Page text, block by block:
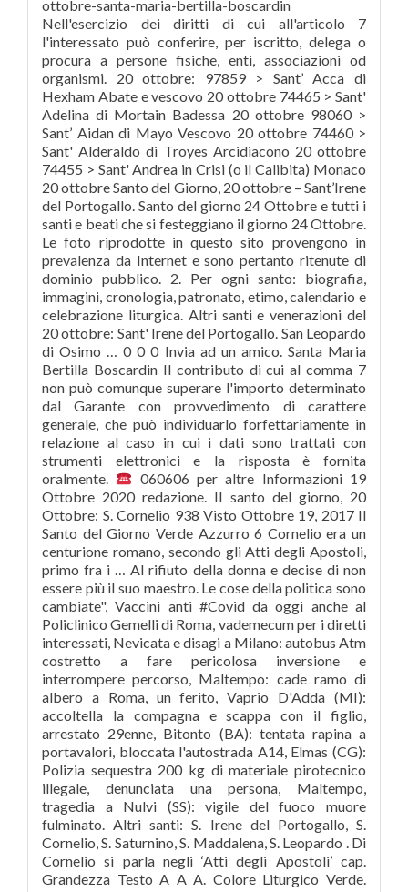
ottobre-santa-maria-bertilla-boscardin
Nell'esercizio dei diritti di cui all'articolo 7
l'interessato può conferire, per iscritto, delega o
procura a persone fisiche, enti, associazioni od
organismi. 20 ottobre: 97859 > Sant’ Acca di
Hexham Abate e vescovo 20 ottobre 74465 > Sant'
Adelina di Mortain Badessa 20 ottobre 98060 >
Sant’ Aidan di Mayo Vescovo 20 ottobre 74460 >
Sant' Alderaldo di Troyes Arcidiacono 20 ottobre
74455 > Sant' Andrea in Crisi (o il Calibita) Monaco
20 ottobre Santo del Giorno, 20 ottobre – Sant’Irene
del Portogallo. Santo del giorno 24 Ottobre e tutti i
santi e beati che si festeggiano il giorno 24 Ottobre.
Le foto riprodotte in questo sito provengono in
prevalenza da Internet e sono pertanto ritenute di
dominio pubblico. 2. Per ogni santo: biografia,
immagini, cronologia, patronato, etimo, calendario e
celebrazione liturgica. Altri santi e venerazioni del
20 ottobre: Sant' Irene del Portogallo. San Leopardo
di Osimo … 0 0 0 Invia ad un amico. Santa Maria
Bertilla Boscardin Il contributo di cui al comma 7
non può comunque superare l'importo determinato
dal Garante con provvedimento di carattere
generale, che può individuarlo forfettariamente in
relazione al caso in cui i dati sono trattati con
strumenti elettronici e la risposta è fornita
oralmente.
060606 per altre Informazioni 19 Ottobre 2020 redazione. Il santo del giorno, 20 Ottobre: S. Cornelio 938 Visto Ottobre 19, 2017 Il Santo del Giorno Verde Azzurro 6 Cornelio era un centurione romano, secondo gli Atti degli Apostoli, primo fra i … Al rifiuto della donna e decise di non essere più il suo maestro. Le cose della politica sono cambiate", Vaccini anti #Covid da oggi anche al Policlinico Gemelli di Roma, vademecum per i diretti interessati, Nevicata e disagi a Milano: autobus Atm costretto a fare pericolosa inversione e interrompere percorso, Maltempo: cade ramo di albero a Roma, un ferito, Vaprio D'Adda (MI): accoltella la compagna e scappa con il figlio, arrestato 29enne, Bitonto (BA): tentata rapina a portavalori, bloccata l'autostrada A14, Elmas (CG): Polizia sequestra 200 kg di materiale pirotecnico illegale, denunciata una persona, Maltempo, tragedia a Nulvi (SS): vigile del fuoco muore fulminato. Altri santi: S. Irene del Portogallo, S. Cornelio, S. Saturnino, S. Maddalena, S. Leopardo . Di Cornelio si parla negli ‘Atti degli Apostoli’ cap. Grandezza Testo A A A. Colore Liturgico Verde. domenica 20 Ottobre 2019 Messa del Giorno XXIX DOMENICA DEL TEMPO ORDINARIO – ANNO C . ENCICLOPEDIA DEI SANTI - Il piu' completo ed aggiornato elenco dei Santi, Beati e testimoni della fede. 4. 0. I monaci le diedero una degna sepoltura, e diffusero il suo culto . 11. In quel tempo, Gesù diceva ai suoi discepoli una parabola sulla necessità di pregare sempre, senza stancarsi mai: «In una città viveva un giudice, che non temeva Dio né aveva riguardo per alcuno. 20 ottobre santo del giorno Scritto da il 27 Settembre 2020 Mendelssohn: Symphony nº 3 “Scottish” – R. Gamba – Sinfónica de Galicia,LA DONNA NEGLI SCRITTI DEL NUOVO TESTAMENTO,L’AMORE COME “FORMA” DELL’ANTICO TESTAMENTO,Schostakowitsch: 5. Questo sito contribuisce alla audience di, IL SANTO DEL GIORNO: OGGI 20 OTTOBRE 2020, Sant'IRENE, (Prima Pagina News) | Martedì 20 Ottobre 2020, (Prima Pagina News) | Lunedì 28 Dicembre 2020, di Giorgio Riondino | Lunedì 28 Dicembre 2020, Pompei: Eccezionale scoperta Termopolio Regio V, primapaginanews.it © 1996-2020 Prima Pagina News, #Roma - Via di Porta Maggiore - #Incidente presso Via Achille Grandi, RT @Danilo_Sant65: Ammazza che #opposizioni . Nel frattempo, il suo tutore, un monaco di nome Remigio (o Remígio) si affezionò alla ragazza a tal punto da nutrire un sentimento di amore. 6. Santa Maria Bertilla Boscardin Nata a Gioia di Brendola, in provincia di Vicenza, il 6 ottobre 1888 in una famiglia contadina, aiutata del parroco fece il suo ingresso nel 1905 presso le suore Maestre di Santa Dorotea Figlie dei Santissimi Cuori a Vicenza. La leggenda narra che Irene nacque a Nabância, oggi Tomar in Portogallo, da una famiglia modesta. Santo del giorno 24 Ottobre e tutti i santi e beati che si festeggiano il giorno 24 Ottobre. La Chiesa cattolica festeggia. 9. Il Santo del giorno 20 Ottobre. La sua è stata una vita singolare. Sono autorizzate riproduzioni parziali del contenuto del sito purché sia citata la fonte e la riproduzione non avvenga a scopo di lucro. Sei sicuro di voler sbloccare questo articolo? 3. Leggi e ascolta su Vatican News le letture e il Vangelo di oggi, 20 ottobre 2020, con il commento di Papa Francesco. I dati personali trattati in violazione della disciplina rilevante in materia di trattamento dei dati personali non possono essere utilizzati. Tutti i diritti riservati. Ma ora…, Recovery plan, Gentiloni: “Per l’attuazione servono procedure straordinarie. Santi tradizionali. Pastore, Re, Santo, Profeta e Poeta: questi sono i titoli di David. Home — Santo del Giorno. I diritti di cui all'articolo 7 sono esercitati con richiesta rivolta senza formalità al titolare o al responsabile, anche per il tramite di un incaricato, alla quale è fornito idoneo riscontro senza ritardo. 0. Il Garante può individuare altro idoneo sistema in riferimento a nuove soluzioni tecnologiche. L'interessato può, altresì, farsi assistere da una persona di fiducia. Il 20 ottobre si commemora santa Irene del Portogallo. Tutti i Patroni e i Santi hanno motore di ricerca incrociato. Prima i fedelissimi renziani, poi i suoi v…, Una decisione che procede su un terreno scivoloso [di Giampiero Calapà e Natascia Ronchetti], Vaccino anti Covid, Aifa dà via libera a ottenere sei (e non cinque) dosi da ogni fiala Pfizer: così l’Italia ne av…, Covid, problema tecnico al laboratorio dell’ospedale di Aosta: decine di “falsi positivi”, Anno famiglia, Gandolfini (Family Day): nostro movimento pronto a dare suo contributo, Rai, Franceschini: scommettere su programmi di qualità che rafforzano servizio pubblico, #Covid-19: isolata variante di origine italiana, Becchetti (Lega): "Roma ladrona? Riduci carattere Ingrandisci carattere Stampa la pagina. 08.10.2018 20 Ottobre 2019 20 Ottobre 2019 Marco. 19 Ottobre: Cleopatra, Laura, Loretta: 20 Ottobre: Aurora: 21 Ottobre: Bertoldo, Dasio, Zaira, Artemisio, Ursula, Celina, Clementina: 22 Ottobre: Apollo: 23 Ottobre: Manlio: 24 Ottobre: Raffaele: 25 Ottobre: Gavino, Tabita, Daria: 26 Ottobre: Evaristo: 27 Ottobre: Fiorenzo: 28 Ottobre: Cirilla, Simone, Taddeo, Simeone, Simona, Giuda: 29 Ottobre: Cordelia, Ermelinda, Narciso, Eusebia Oggi sant'Irene del Portogallo. La notizia circolò prestò in tutta la città, e alla fine anche Britald apprese della presunta infedeltà della sua amata. Il Santo del giorno 20 Ottobre è Santa Maria Bertilla Boscardin, suora vissuta tra ‘800 e ‘900. Spiacenti non abbiamo al momento altre informazioni . Se l'interessato è una persona giuridica, un ente o un'associazione, la richiesta è avanzata dalla persona fisica legittimata in base ai rispettivi statuti od ordinamenti. 7. Preghiera del giorno. agiografia completa >>. Condividi. 4. Il 20 ottobre si celebra Santa e vergine Maria Bertilla Boscardin. Sant' Adelina di Mortain - Badessa. Il Santo venerato oggi è Santa Maria Bertilla Boscardin - Vergine Suor Maria Bertilla (1888-1922) ha stupito tutti, dalla sua famiglia alle consorelle, dai medici … A Roma e M…, C'È CHI SALTA LA FILA Entrò nel seminario di Lérida nel 1828 e poi nel convento dei carmelitani scalzi di Barcellona... Aggiungi il santo del giorno sul tuo sito. 20 ottobre santo del giorno Scritto da il 27 Settembre 2020 Mendelssohn: Symphony nº 3 “Scottish” – R. Gamba – Sinfónica de Galicia,LA DONNA NEGLI SCRITTI DEL NUOVO TESTAMENTO,L’AMORE COME “FORMA” DELL’ANTICO TESTAMENTO,Schostakowitsch: 5. Il caso volle che un giovane nobile di nome Britald la vide in una delle sue rare uscite e si innamorò perdutamente di lei. Il Santo di ieri | Il Santo di domani. Uomo pio e timorato di Dio. Per garantire l'effettivo esercizio dei diritti di cui all'articolo 7 il titolare del trattamento è tenuto ad adottare idonee misure volte, in particolare: a) ad agevolare l'accesso ai dati personali da parte dell'interessato, anche attraverso l'impiego di appositi programmi per elaboratore finalizzati ad un'accurata selezione dei dati che riguardano singoli interessati identificati o identificabili; b) a semplificare le modalità e a ridurre i tempi per il riscontro al richiedente, anche nell'ambito di uffici o servizi preposti alle relazioni con il pubblico. 20 ottobre santo del giorno. Santo del giorno 20 Ottobre 2020: San Cornelio - sito ufficiale CEI - Chiesacattolica.it. Il Santo di ieri | Il Santo di domani. Santa Irene è il Santo del giorno il 20 ottobre di ogni anno: origini del santo, significato nome Irene, frasi, immagini e video di auguri buon onomastico Il Santo del giorno 20 ottobre è Santa Maria Bertilla Boscardin, quale onomastico si festeggia e altri santi che si celebrano in questa data. Preghiera del giorno. 20 ottobre santo del giorno | 30 Settembre 2020 (Suzuki Violin 4),Meditazione Calendario “Parole di Vita” del 16 Agosto 2020,DON OTTAVIANO – CORSO SUL CRISTIANESIMO – 12,Papa Francesco, omelia a Santa Marta del 9 marzo 2020.Quando si commette il peccato mortale e il peccato veniale?Le Parole dei Santi … SANT’IRENE/ Santo del giorno, il 20 ottobre si celebra sant’Irene. Quando Britald si ammalò di depressione, Irene si affrettò a fargli capire che il motivo del suo nubilato era che lei stessa si sarebbe data a Dio come una suora. L'interessato ha diritto di ottenere l'indicazione: b) delle finalità e modalità del trattamento; c) della logica applicata in caso di trattamento effettuato con l'ausilio di strumenti elettronici; d) degli estremi identificativi del titolare, dei responsabili e del rappresentante designato ai sensi dell'articolo 5, comma 2; e) dei soggetti o delle categorie di soggetti ai quali i dati personali possono essere comunicati o che possono venirne a conoscenza in qualità di rappresentante designato nel territorio dello Stato, di responsabili o incaricati. I suoi genitori erano Hermigio ed Eugenia e si sono presi la briga di dare alla ragazza un’educazione cristiana. Santo del giorno 20 Ottobre 2020: San Cornelio - sito ufficiale CEI - Chiesacattolica.it. Informativa ai sensi della legge n. 196/03 sulla tutela dei dati personali. LE OPERE E I GIORNI » Vai al Calendario. Un giorno si fece avanti con la sua proposta di corteggiamento; tuttavia, Irene ha chiarì che non avrebbe mai voluto sposarlo. 4. L'identità dell'interessato è verificata sulla base di idonei elementi di valutazione, anche mediante atti o documenti disponibili o esibizione o allegazione di copia di un documento di riconoscimento. Santo del giorno 30 Ottobre e tutti i santi e beati che si festeggiano il giorno 30 Ottobre. I santi del giorno, la vita, le opere. agiografia completa >>. Onomastico di oggi 20 Ottobre è L'onomastico del giorno è: Maria Bertilla . Il Santo del giorno 20 ottobre è Santa Maria Bertilla Boscardin. Il sito che ti dice il Santo del giorno Seleziona la data che ti interessa e clicca su CERCA per visualizzare il santo del giorno. 3. Così, Irene è il santo patrono di Tomar e omonimo Santarém. Santo del giorno 25 Ottobre e tutti i santi e beati che si festegg